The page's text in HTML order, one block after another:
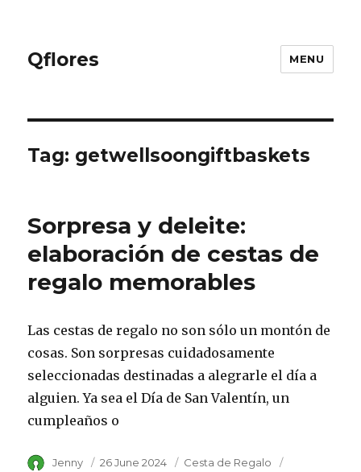
Qflores MENU
Tag: getwellsoongiftbaskets
Sorpresa y deleite:
elaboración de cestas de
regalo memorables
Las cestas de regalo no son sólo un montón de
cosas. Son sorpresas cuidadosamente
seleccionadas destinadas a alegrarle el día a
alguien. Ya sea el Día de San Valentín, un
cumpleaños o
Author
Jenny
Posted
26 June 2024 Category
Cesta de Regalo